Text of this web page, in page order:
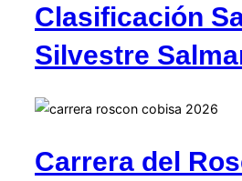
Clasificación
Silvestre
Carrera del